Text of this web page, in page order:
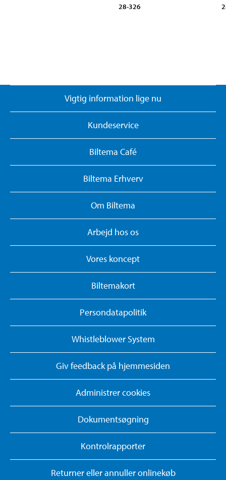
28-326
Vigtig information lige nu
Kundeservice
Biltema Café
Biltema Erhverv
Om Biltema
Arbejd hos os
Vores koncept
Biltemakort
Persondatapolitik
Whistleblower System
Giv feedback på hjemmesiden
Administrer cookies
Dokumentsøgning
Kontrolrapporter
Returner eller annuller onlinekøb